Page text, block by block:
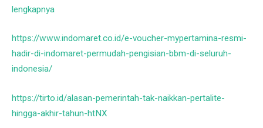
lengkapnya
https://www.indomaret.co.id/e-voucher-mypertamina-resmi-
hadir-di-indomaret-permudah-pengisian-bbm-di-seluruh-
indonesia/
https://tirto.id/alasan-pemerintah-tak-naikkan-pertalite-
hingga-akhir-tahun-htNX